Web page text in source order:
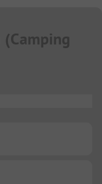
(Camping